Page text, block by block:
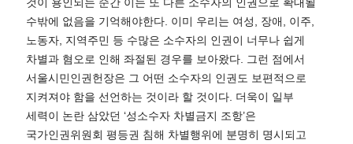
수밖에 없음을 기억해야한다. 이미 우리는 여성, 장애, 이주,
노동자, 지역주민 등 수많은 소수자의 인권이 너무나 쉽게
차별과 혐오로 인해좌절된 경우를 보아왔다. 그런 점에서
서울시민인권헌장은 그 어떤 소수자의 인권도 보편적으로
지켜져야 함을 선언하는 것이라 할 것이다. 더욱이 일부
세력이 논란 삼았던 ‘성소수자 차별금지 조항’은
국가인권위원회 평등권 침해 차별행위에 분명히 명시되고